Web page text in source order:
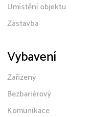
Umístění objektu
Zástavba
Vybavení
Zařízený
Bezbariérový
Komunikace